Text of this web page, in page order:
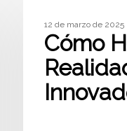
12 de marzo de 2025
Cómo